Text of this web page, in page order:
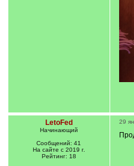
LetoFed
Начинающий
Сообщений: 41
На сайте с 2019 г.
Рейтинг: 18
29